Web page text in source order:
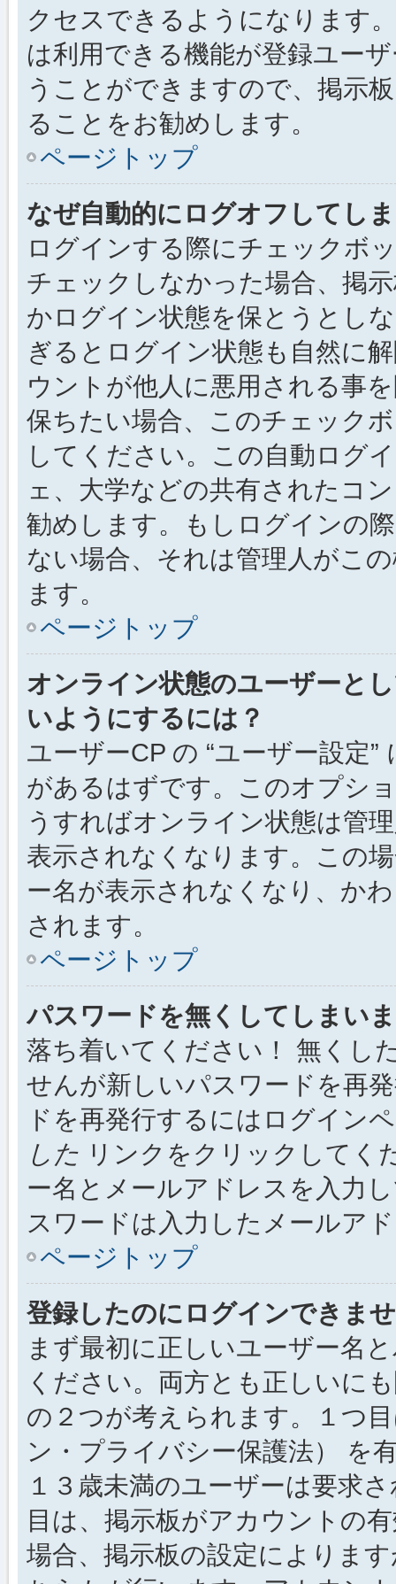
クセスできるようになります
は利用できる機能が登録ユー
うことができますので、掲示
ることをお勧めします。
ページトップ
なぜ自動的にログオフしてし
ログインする際にチェックボ
チェックしなかった場合、掲
かログイン状態を保とうとし
ぎるとログイン状態も自然に
ウントが他人に悪用される事
保ちたい場合、このチェック
してください。この自動ログ
ェ、大学などの共有されたコ
勧めします。もしログインの
ない場合、それは管理人がこ
ます。
ページトップ
オンライン状態のユーザーと
いようにするには？
ユーザーCP の “ユーザー設定
があるはずです。このオプシ
うすればオンライン状態は管
表示されなくなります。この
ー名が表示されなくなり、か
されます。
ページトップ
パスワードを無くしてしまい
落ち着いてください！ 無くし
せんが新しいパスワードを再
ドを再発行するにはログイン
した リンクをクリックしてく
ー名とメールアドレスを入力
スワードは入力したメールア
ページトップ
登録したのにログインできま
まず最初に正しいユーザー名
ください。両方とも正しいに
の２つが考えられます。１つ
ン・プライバシー保護法） を
１３歳未満のユーザーは要求
目は、掲示板がアカウントの
場合、掲示板の設定によりま